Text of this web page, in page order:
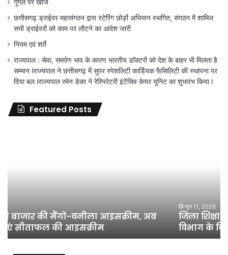
गूगल पर खोजें
छत्तीसगढ़ ड्राईवर महासंगठन द्वारा स्टेरिंग छोड़ों अभियान स्थगित, संगठन में शामिल
सभी ड्राईवरों को काम पर लौटने का आदेश जारी
नियम एवं शर्ते
राज्यपाल : सेवा, समर्पण भाव के कारण भारतीय डॉक्टरों को देश के बाहर भी मिलता है
सम्मान lराज्यपाल ने छत्तीसगढ़ में सुपर स्पेशलिटी कार्डियक फैसिलिटी की स्थापना पर
दिया बल lराज्यपाल रमेन डेका ने रेस्पिरेटरी इंटेंसिव केयर यूनिट का शुभारंभ किया l
Featured Posts
विभाग
के
विवादों
जिला शिक्षा अधिकारी का तबादला हुआ, लेकिन शिक्षा
विभाग के विवादों पर संघर्ष जारी रहेगा : अंकित गौरहा